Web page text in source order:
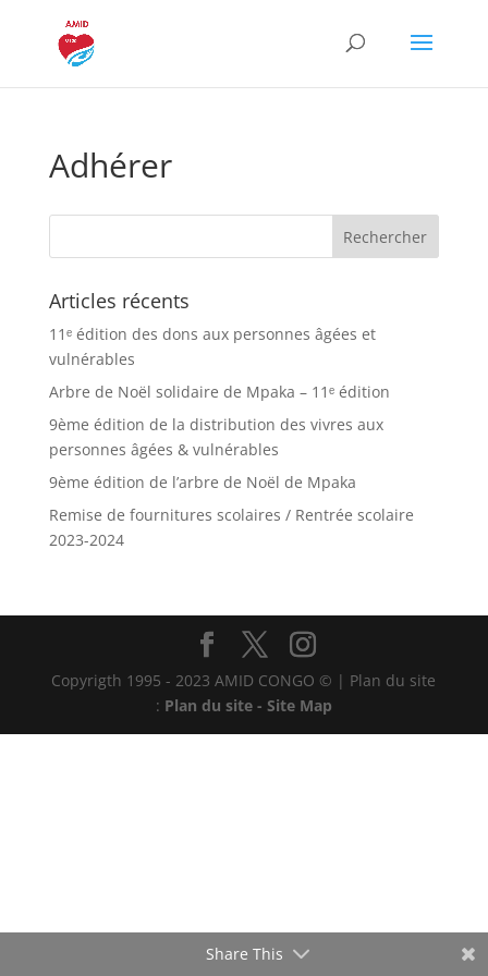
Adhérer
Articles récents
11ᵉ édition des dons aux personnes âgées et
vulnérables
Arbre de Noël solidaire de Mpaka – 11ᵉ édition
9ème édition de la distribution des vivres aux
personnes âgées & vulnérables
9ème édition de l’arbre de Noël de Mpaka
Remise de fournitures scolaires / Rentrée scolaire
2023-2024
Copyrigth 1995 - 2023 AMID CONGO © | Plan du site
: Plan du site - Site Map
Share This